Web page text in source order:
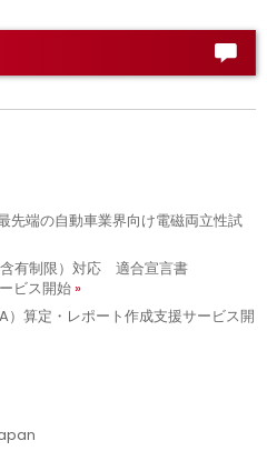
先端の自動車業界向け電磁両立性試
有制限）対応 適合宣言書
ビス開始
）算定・レポート作成支援サービス開